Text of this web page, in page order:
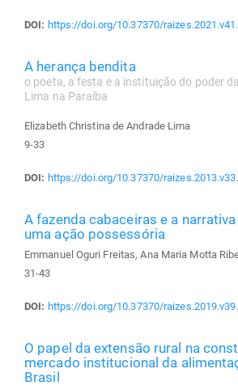
DOI: https://doi.org/10.37370/
A herança bendita
o poeta, a festa e a instituição do poder
Lima na Paraíba
Elizabeth Christina de Andrade Lima
9-33
DOI: https://doi.org/10.37370/
A fazenda cabaceiras e a
uma ação possessória
Emmanuel Oguri Freitas, Ana Maria Motta
31-43
DOI: https://doi.org/10.37370/
O papel da extensão rural na
mercado institucional da
Brasil